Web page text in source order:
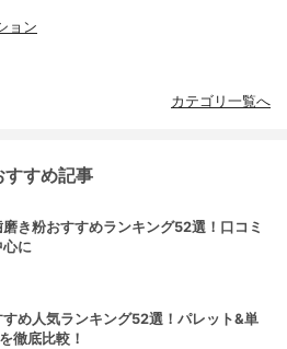
ョン
カテゴリ一覧へ
すすめ記事
き粉おすすめランキング52選！口コミ
心に
め人気ランキング52選！パレット&単
徹底比較！